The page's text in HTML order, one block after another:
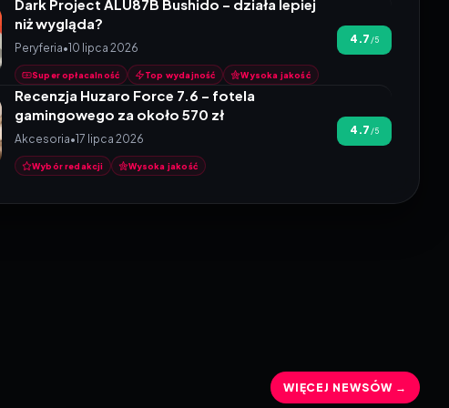
Dark Project ALU87B Bushido – działa lepiej
niż wygląda?
Peryferia•10 lipca 2026
Super opłacalność Top wydajność Wysoka jakość
4.7 /5
4.7 na 5
Recenzja Huzaro Force 7.6 – fotela
gamingowego za około 570 zł
Akcesoria•17 lipca 2026
Wybór redakcji Wysoka jakość
4.7 /5
4.7 na 5
WIĘCEJ NEWSÓW →